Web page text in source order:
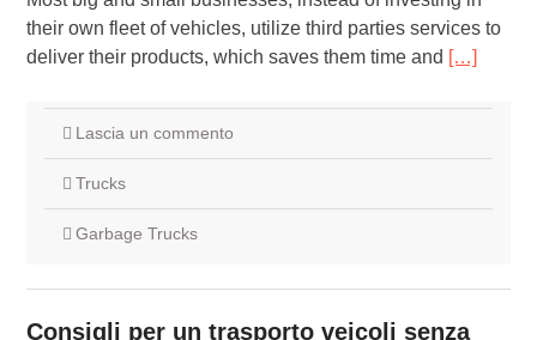
their own fleet of vehicles, utilize third parties services to
deliver their products, which saves them time and […]
Lascia un commento
Trucks
Garbage Trucks
Consigli per un trasporto veicoli senza